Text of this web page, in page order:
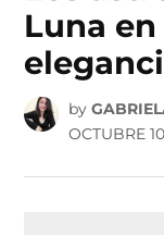
Luna
by
OCTUBRE